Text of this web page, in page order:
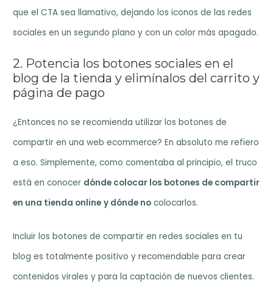
que el CTA sea llamativo, dejando los iconos de las redes
sociales en un segundo plano y con un color más apagado.
2. Potencia los botones sociales en el
blog de la tienda y elimínalos del carrito y
página de pago
¿Entonces no se recomienda utilizar los botones de
compartir en una web ecommerce? En absoluto me refiero
a eso. Simplemente, como comentaba al principio, el truco
está en conocer dónde colocar los botones de compartir
en una tienda online y dónde no colocarlos.
Incluir los botones de compartir en redes sociales en tu
blog es totalmente positivo y recomendable para crear
contenidos virales y para la captación de nuevos clientes.